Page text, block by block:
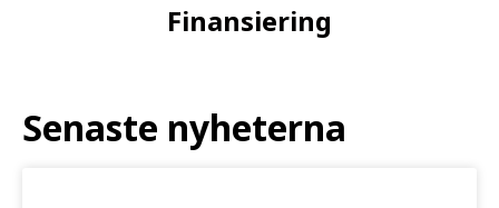
Finansiering
Senaste nyheterna